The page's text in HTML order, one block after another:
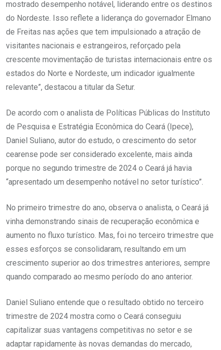
mostrado desempenho notável, liderando entre os destinos
do Nordeste. Isso reflete a liderança do governador Elmano
de Freitas nas ações que tem impulsionado a atração de
visitantes nacionais e estrangeiros, reforçado pela
crescente movimentação de turistas internacionais entre os
estados do Norte e Nordeste, um indicador igualmente
relevante”, destacou a titular da Setur.
De acordo com o analista de Políticas Públicas do Instituto
de Pesquisa e Estratégia Econômica do Ceará (Ipece),
Daniel Suliano, autor do estudo, o crescimento do setor
cearense pode ser considerado excelente, mais ainda
porque no segundo trimestre de 2024 o Ceará já havia
“apresentado um desempenho notável no setor turístico”.
No primeiro trimestre do ano, observa o analista, o Ceará já
vinha demonstrando sinais de recuperação econômica e
aumento no fluxo turístico. Mas, foi no terceiro trimestre que
esses esforços se consolidaram, resultando em um
crescimento superior ao dos trimestres anteriores, sempre
quando comparado ao mesmo período do ano anterior.
Daniel Suliano entende que o resultado obtido no terceiro
trimestre de 2024 mostra como o Ceará conseguiu
capitalizar suas vantagens competitivas no setor e se
adaptar rapidamente às novas demandas do mercado,